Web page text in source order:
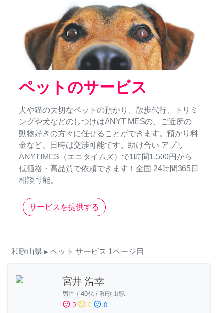
ペットのサービス
犬や猫の大切なペットの預かり、散歩代行、トリミ
ングや犬などのしつけはANYTIMESの、ご近所の
動物好きの方々に任せることができます。預かり料
金など、日時は交渉可能です。助け合い アプリ
ANYTIMES（エニタイムズ）で1時間1,500円から
低価格・高品質で依頼できます！全国 24時間365日
相談可能。
サービスを提供する
和歌山県 ▸ ペット サービス 1ページ目
宮井 浩幸
男性 / 40代 / 和歌山県
sentiment_satisfied 0 sentiment_neutral 0 sentiment_dissatisfied 0